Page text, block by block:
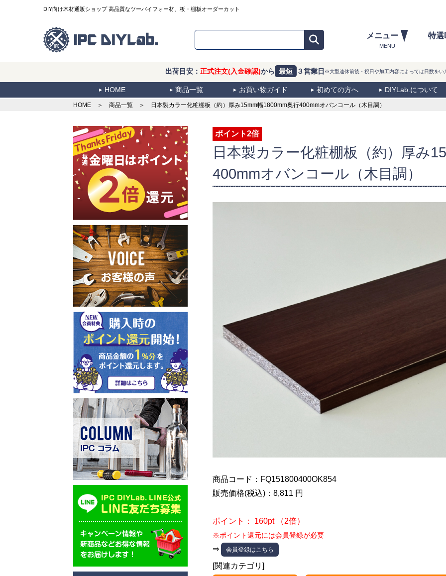
DIY向け木材通販ショップ 高品質なツーバイフォー材、板・棚板オーダーカット
メニュー
MENU
特選
出荷目安： 正式注文(入金確認)から 最短 ３営業日 ※大型連休前後・祝日や加工内容によっては日数をい
HOME 商品一覧 お買い物ガイド 初めての方へ DIYLab.について
HOME ＞ 商品一覧 ＞ 日本製カラー化粧棚板（約）厚み15mm幅1800mm奥行400mmオバンコール（木目調）
ポイント2倍
日本製カラー化粧棚板（約）厚み
400mmオバンコール（木目調）
商品コード：FQ151800400OK854
販売価格(税込)：8,811 円
ポイント： 160pt （2倍）
※ポイント還元には会員登録が必要
⇒ 会員登録はこちら
[関連カテゴリ]